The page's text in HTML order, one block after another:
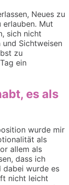
Neues zu
erlauben. Mut
sich nicht
und Sichtweisen
zu
ein
es als
wurde mir
als
allem als
dass ich
dabei wurde es
nicht leicht